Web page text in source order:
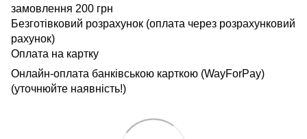
замовлення 200 грн
Безготівковий розрахунок (оплата через розрахунковий
рахунок)
Оплата на картку
Онлайн-оплата банківською карткою (WayForPay)
(уточнюйте наявність!)